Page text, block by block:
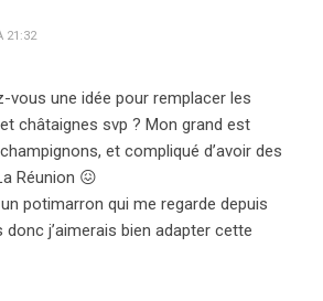
21:32
vous une idée pour remplacer les
châtaignes svp ? Mon grand est
et compliqué d’avoir des
Réunion 😖
potimarron qui me regarde depuis
donc j’aimerais bien adapter cette